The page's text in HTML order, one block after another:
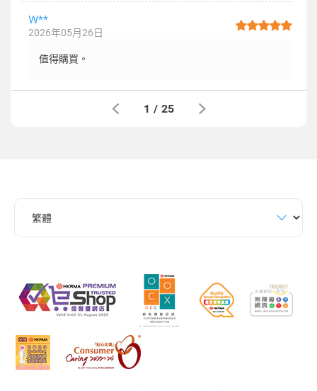
W**
2026年05月26日
值得購買。
1 / 25